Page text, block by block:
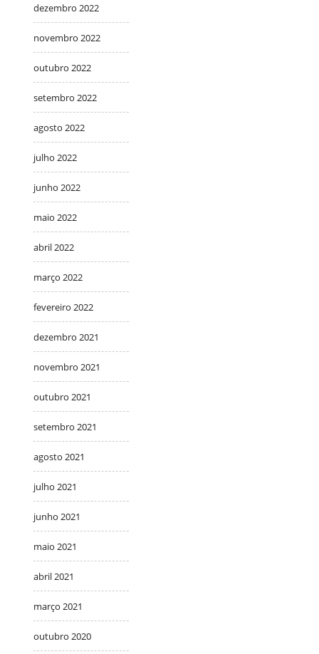
dezembro 2022
novembro 2022
outubro 2022
setembro 2022
agosto 2022
julho 2022
junho 2022
maio 2022
abril 2022
março 2022
fevereiro 2022
dezembro 2021
novembro 2021
outubro 2021
setembro 2021
agosto 2021
julho 2021
junho 2021
maio 2021
abril 2021
março 2021
outubro 2020